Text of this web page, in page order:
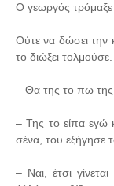
Ο γεωργός τρόμαξε
Ούτε να δώσει την
το διώξει τολμούσε.
– Θα της το πω της
– Της το είπα εγώ
σένα, του εξήγησε
– Ναι, έτσι